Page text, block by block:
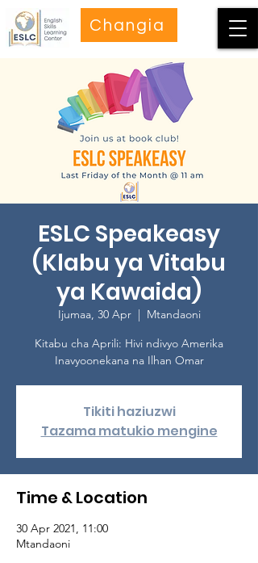
Changia
ESLC Speakeasy
(Klabu ya Vitabu
ya Kawaida)
Ijumaa, 30 Apr
  |
Mtandaoni
Kitabu cha Aprili: Hivi ndivyo Amerika
Inavyoonekana na Ilhan Omar
Tikiti haziuzwi
Tazama matukio mengine
Time & Location
30 Apr 2021, 11:00
Mtandaoni